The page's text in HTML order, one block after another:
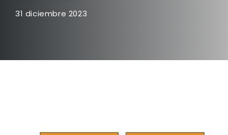
31 diciembre 2023